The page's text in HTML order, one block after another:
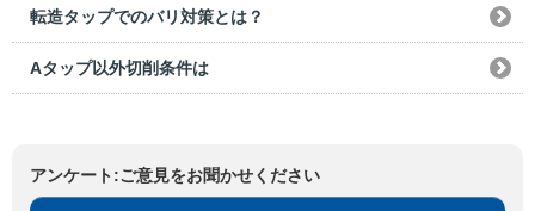
転造タップでのバリ対策とは？
Aタップ以外切削条件は
アンケート:ご意見をお聞かせください